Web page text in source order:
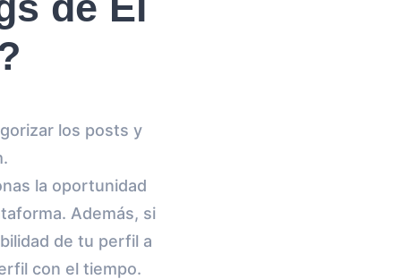
los posts y
la oportunidad
Además, si
de tu perfil a
con el tiempo.